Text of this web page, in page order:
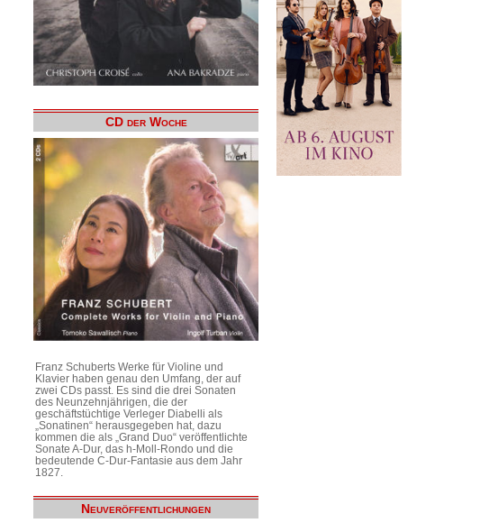
CD der Woche
Franz Schuberts Werke für Violine und
Klavier haben genau den Umfang, der auf
zwei CDs passt. Es sind die drei Sonaten
des Neunzehnjährigen, die der
geschäftstüchtige Verleger Diabelli als
„Sonatinen“ herausgegeben hat, dazu
kommen die als „Grand Duo“ veröffentlichte
Sonate A-Dur, das h-Moll-Rondo und die
bedeutende C-Dur-Fantasie aus dem Jahr
1827.
Neuveröffentlichungen